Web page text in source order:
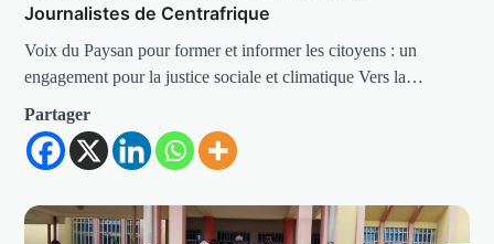
Journalistes de Centrafrique
Voix du Paysan pour former et informer les citoyens : un
engagement pour la justice sociale et climatique Vers la…
Partager